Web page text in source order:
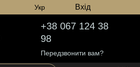
Укр Вхід
+38 067 124 38
98
Передзвонити вам?